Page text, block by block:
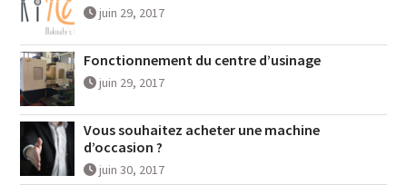
juin 29, 2017
Fonctionnement du centre d’usinage
juin 29, 2017
Vous souhaitez acheter une machine
d’occasion ?
juin 30, 2017